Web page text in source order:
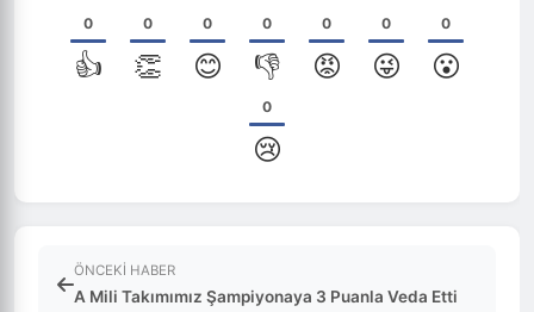
0
👍
0
👏
0
😊
0
👎
0
😡
0
😜
0
😮
0
😢
ÖNCEKI HABER
A Mili Takımımız Şampiyonaya 3 Puanla Veda Etti